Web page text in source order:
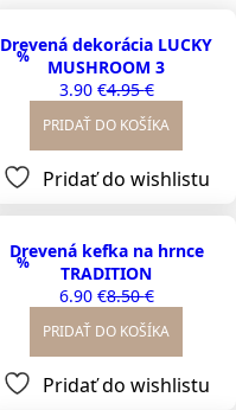
%
Drevená dekorácia LUCKY
MUSHROOM 3
4.95€
Original
price
4.95 €.
3.90 €Current
price
3.90 €.
PRIDAŤ DO KOŠÍKA
Pridať do wishlistu
%
Drevená kefka na hrnce
TRADITION
8.50€
Original
price
8.50 €.
6.90 €Current
price
6.90 €.
PRIDAŤ DO KOŠÍKA
Pridať do wishlistu